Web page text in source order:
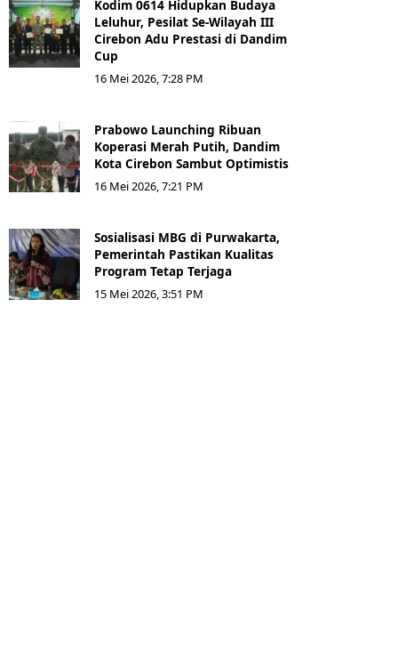
Kodim 0614 Hidupkan Budaya
Leluhur, Pesilat Se-Wilayah III
Cirebon Adu Prestasi di Dandim
Cup
16 Mei 2026, 7:28 PM
Prabowo Launching Ribuan
Koperasi Merah Putih, Dandim
Kota Cirebon Sambut Optimistis
16 Mei 2026, 7:21 PM
Sosialisasi MBG di Purwakarta,
Pemerintah Pastikan Kualitas
Program Tetap Terjaga
15 Mei 2026, 3:51 PM